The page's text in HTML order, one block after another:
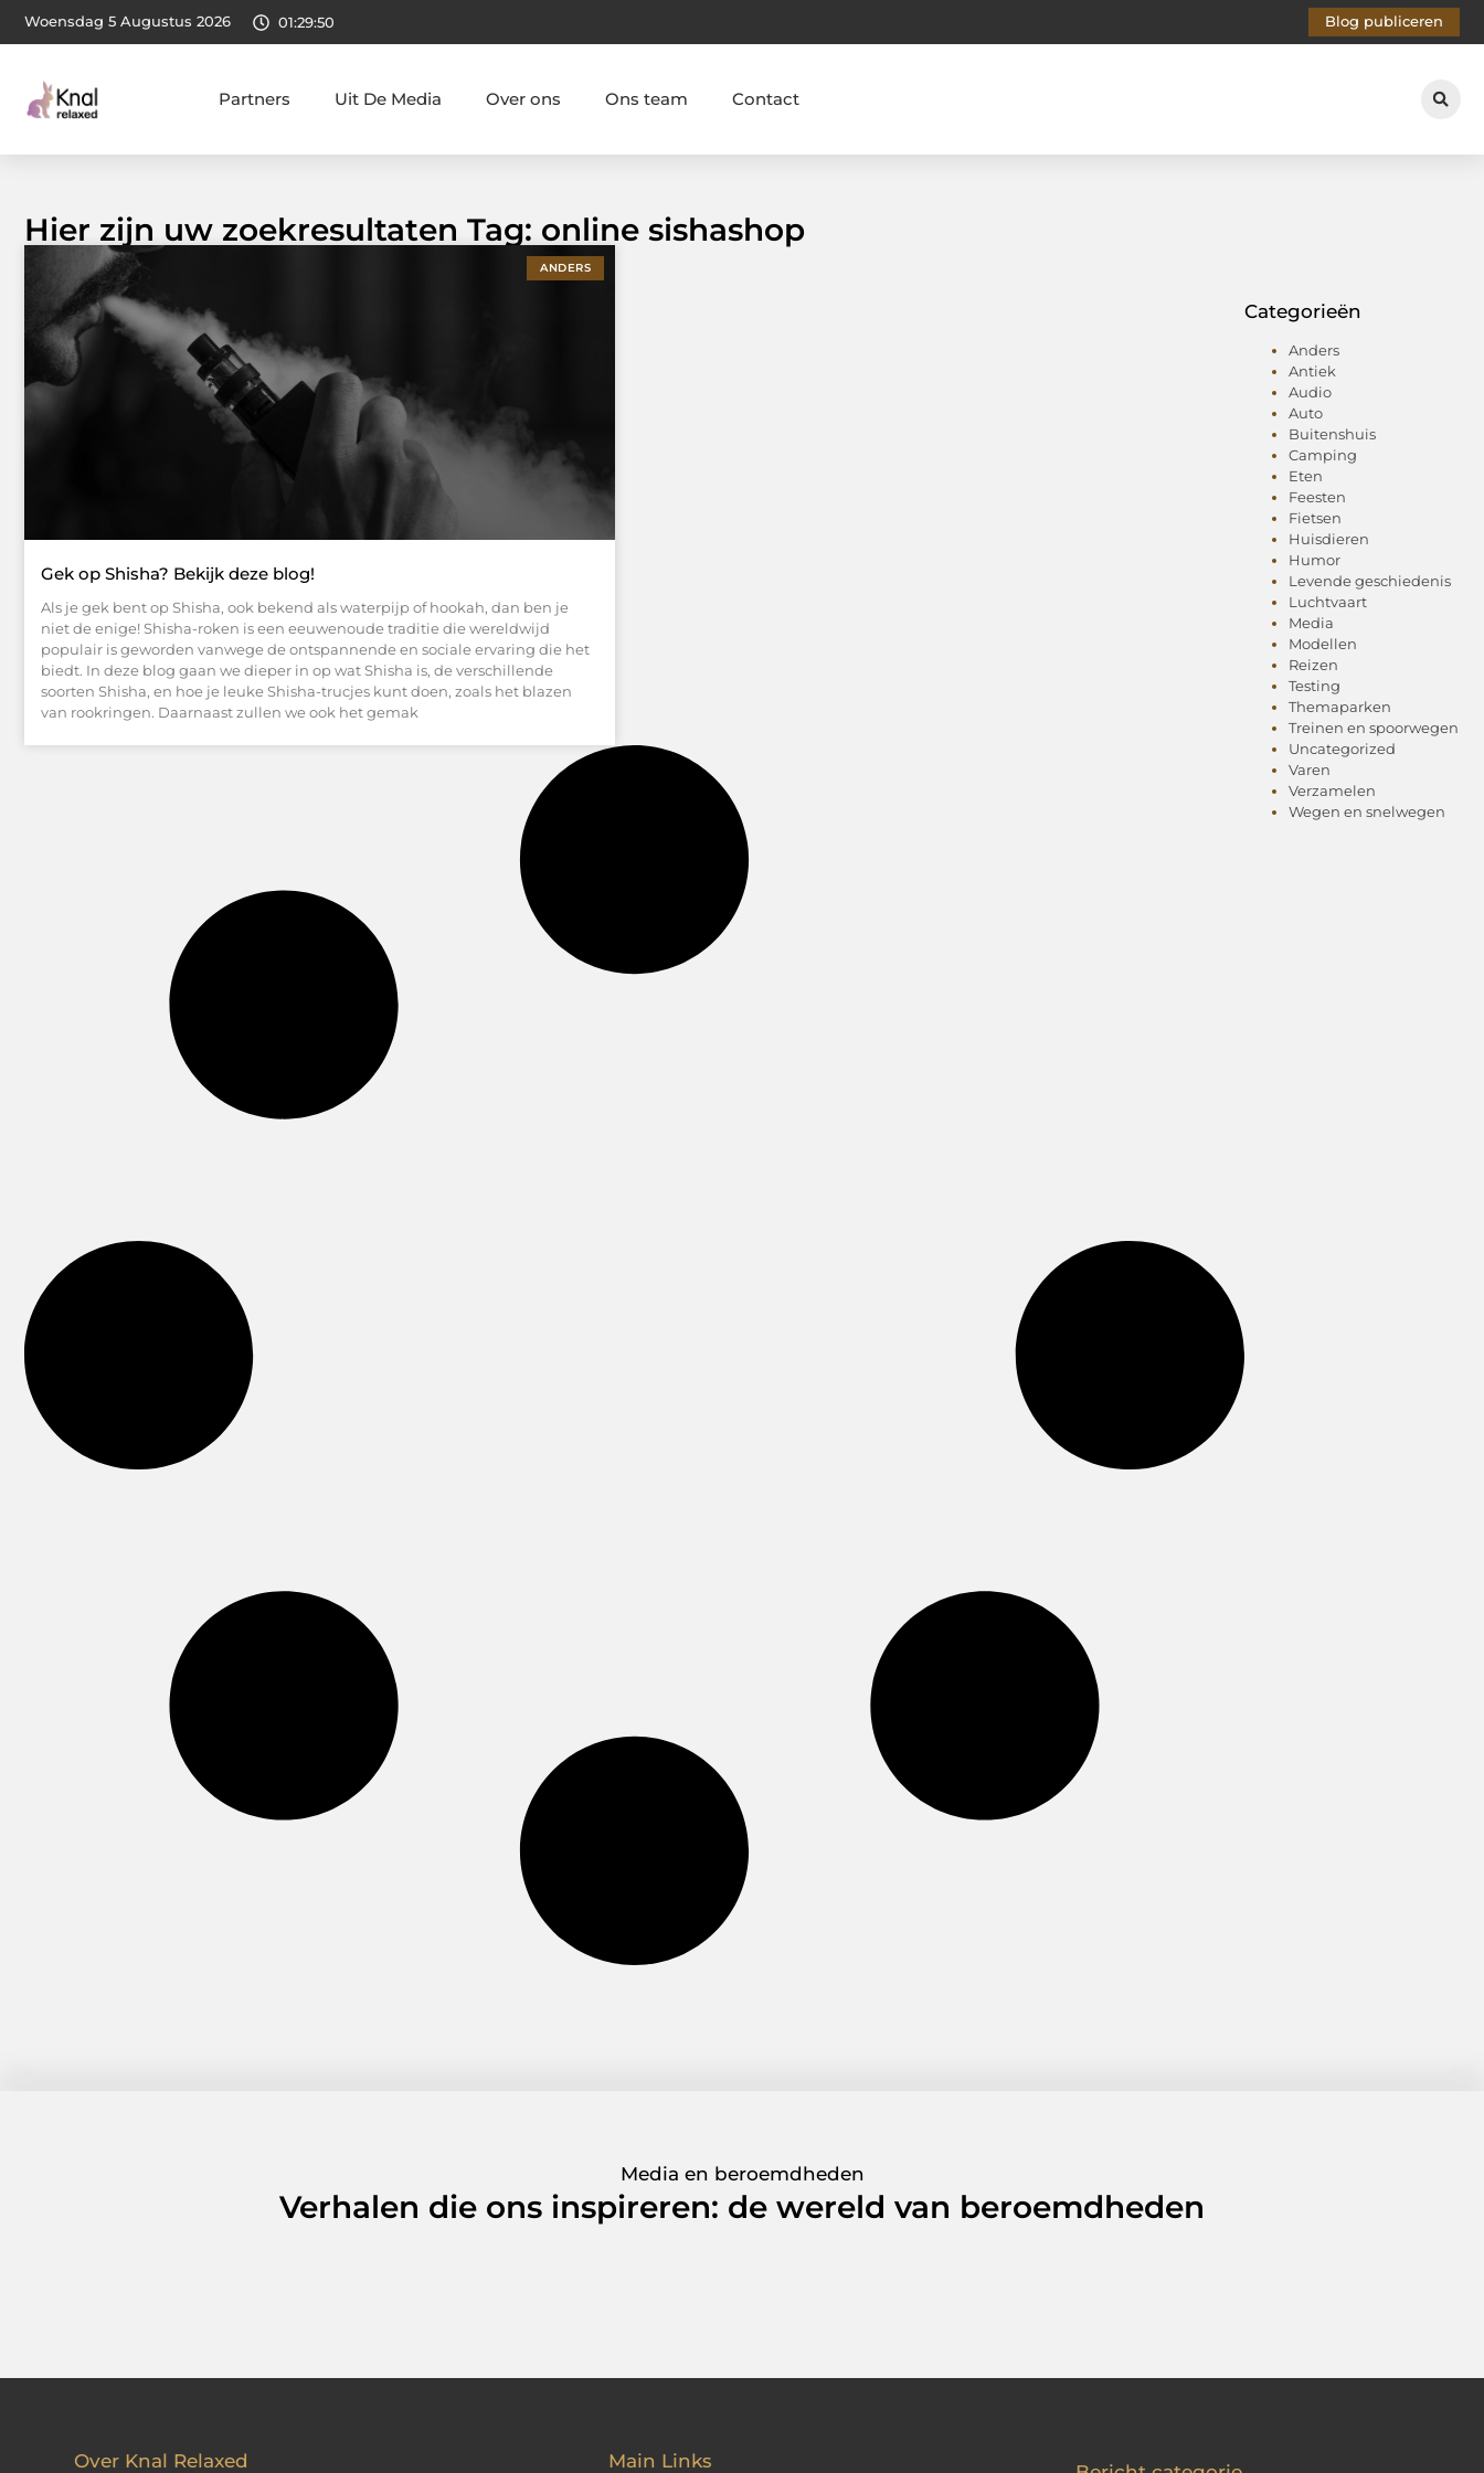
Woensdag 5 Augustus 2026 01:29:51 Blog publiceren
Partners Uit De Media Over ons Ons team Contact
Hier zijn uw zoekresultaten Tag: online sishashop
ANDERS
Gek op Shisha? Bekijk deze blog!
Als je gek bent op Shisha, ook bekend als waterpijp of hookah, dan ben je
niet de enige! Shisha-roken is een eeuwenoude traditie die wereldwijd
populair is geworden vanwege de ontspannende en sociale ervaring die het
biedt. In deze blog gaan we dieper in op wat Shisha is, de verschillende
soorten Shisha, en hoe je leuke Shisha-trucjes kunt doen, zoals het blazen
van rookringen. Daarnaast zullen we ook het gemak
Categorieën
Anders
Antiek
Audio
Auto
Buitenshuis
Camping
Eten
Feesten
Fietsen
Huisdieren
Humor
Levende geschiedenis
Luchtvaart
Media
Modellen
Reizen
Testing
Themaparken
Treinen en spoorwegen
Uncategorized
Varen
Verzamelen
Wegen en snelwegen
Media en beroemdheden
Verhalen die ons inspireren: de wereld van beroemdheden
Over Knal Relaxed Main Links